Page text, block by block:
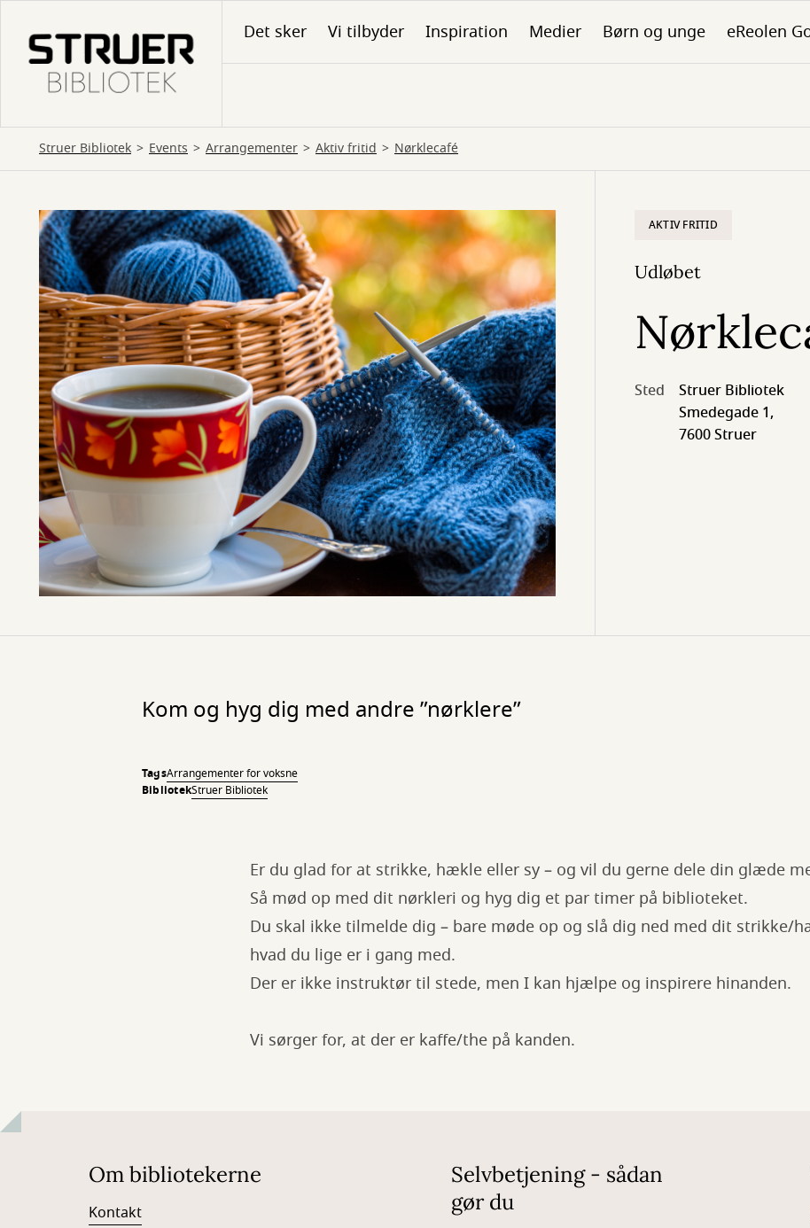
hovedindhold
Det sker Vi tilbyder Inspiration Medier Børn og unge eReolen
Struer Bibliotek Events Arrangementer Aktiv fritid Nørklecafé
AKTIV FRITID
Udløbet
Sted
Struer Bibliotek
Smedegade 1,
7600 Struer
Kom og hyg dig med andre ”nørklere”
TagsArrangementer for voksne
BibliotekStruer Bibliotek
Er du glad for at strikke, hækle eller sy – og vil du gerne dele din glæde
Så mød op med dit nørkleri og hyg dig et par timer på biblioteket.
Du skal ikke tilmelde dig – bare møde op og slå dig ned med dit strikke/
hvad du lige er i gang med.
Der er ikke instruktør til stede, men I kan hjælpe og inspirere hinanden.
Vi sørger for, at der er kaffe/the på kanden.
Om bibliotekerne
Kontakt
Selvbetjening - sådan
gør du